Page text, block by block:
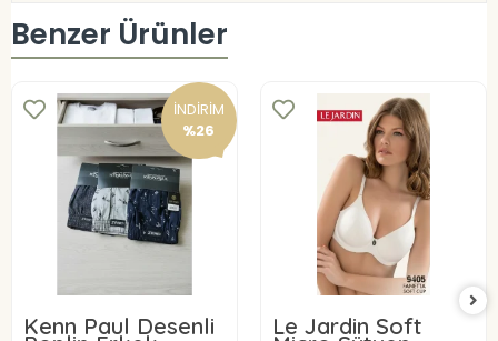
Benzer Ürünler
İNDİRİM
%26
Kenn Paul Desenli Le Jardin Soft